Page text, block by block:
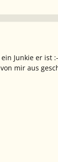
Junkie er ist
mir aus